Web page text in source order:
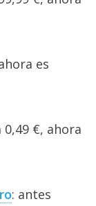
es
€, ahora
: antes